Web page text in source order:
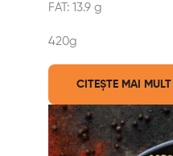
FAT: 13.9 g
420g
CITEȘTE MAI MULT